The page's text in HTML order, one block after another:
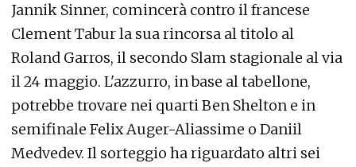
Jannik Sinner, comincerà contro il francese
Clement Tabur la sua rincorsa al titolo al
Roland Garros, il secondo Slam stagionale al via
il 24 maggio. L'azzurro, in base al tabellone,
potrebbe trovare nei quarti Ben Shelton e in
semifinale Felix Auger-Aliassime o Daniil
Medvedev. Il sorteggio ha riguardato altri sei